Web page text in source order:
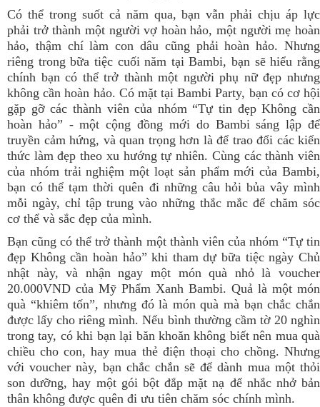
Có thể trong suốt cả năm qua, bạn vẫn phải chịu áp lực
phải trở thành một người vợ hoàn hảo, một người mẹ hoàn
hảo, thậm chí làm con dâu cũng phải hoàn hảo. Nhưng
riêng trong bữa tiệc cuối năm tại Bambi, bạn sẽ hiểu rằng
chính bạn có thể trở thành một người phụ nữ đẹp nhưng
không cần hoàn hảo. Có mặt tại Bambi Party, bạn có cơ hội
gặp gỡ các thành viên của nhóm “Tự tin đẹp Không cần
hoàn hảo” - một cộng đồng mới do Bambi sáng lập để
truyền cảm hứng, và quan trọng hơn là để trao đổi các kiến
thức làm đẹp theo xu hướng tự nhiên. Cùng các thành viên
của nhóm trải nghiệm một loạt sản phẩm mới của Bambi,
bạn có thể tạm thời quên đi những câu hỏi bủa vây mình
mỗi ngày, chỉ tập trung vào những thắc mắc để chăm sóc
cơ thể và sắc đẹp của mình.
Bạn cũng có thể trở thành một thành viên của nhóm “Tự tin
đẹp Không cần hoàn hảo” khi tham dự bữa tiệc ngày Chủ
nhật này, và nhận ngay một món quà nhỏ là voucher
20.000VND của Mỹ Phẩm Xanh Bambi. Quả là một món
quà “khiêm tốn”, nhưng đó là món quà mà bạn chắc chắn
được lấy cho riêng mình. Nếu bình thường cầm tờ 20 nghìn
trong tay, có khi bạn lại băn khoăn không biết nên mua quà
chiều cho con, hay mua thẻ điện thoại cho chồng. Nhưng
với voucher này, bạn chắc chắn sẽ để dành mua một thỏi
son dưỡng, hay một gói bột đắp mặt nạ để nhắc nhở bản
thân không được quên đi ưu tiên chăm sóc chính mình.